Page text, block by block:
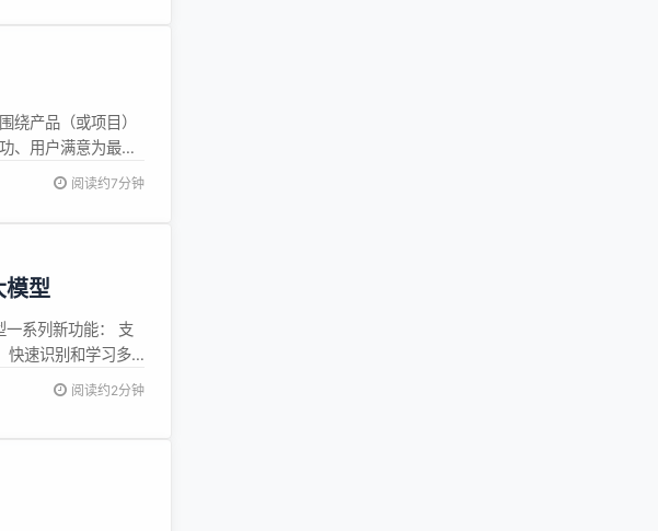
绕产品（或项目）
、用户满意为最终
产品研发模式，转
阅读约7分钟
模型
一系列新功能： 支
快速识别和学习多
，审核规避合同风
阅读约2分钟